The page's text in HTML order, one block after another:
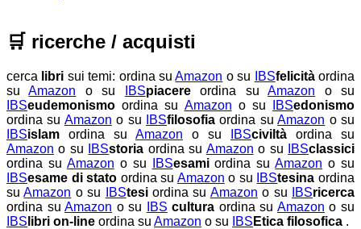
🛒 ricerche / acquisti
cerca libri sui temi: ordina suAmazon o su IBSfelicità ordina
suAmazon o su IBSpiacere ordina suAmazon o su
IBSeudemonismo ordina su Amazon o su IBSedonismo
ordina su Amazon o su IBSfilosofia ordina suAmazon o su
IBSislam ordina su Amazon o su IBSciviltà
ordina su
Amazon o su IBSstoria ordina su Amazon o su IBSclassici
ordina su Amazon o su IBSesami ordina suAmazon o su
IBSesame di stato ordina su Amazon o su IBStesina ordina
suAmazon o su IBStesi ordina su Amazon o su IBSricerca
ordina suAmazon o su IBS cultura ordina su Amazon o su
IBS libri on-line ordina su Amazon o su IBS Etica filosofica .